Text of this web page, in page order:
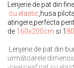
Lenjerie de pat din
cu elastic ,husa
atingere,perfecta
de 160x200cm si 1
Lenjerie de pat din
următoarele